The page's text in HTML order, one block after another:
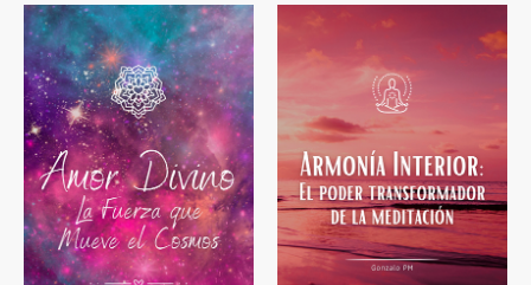
era:
$14.000.
es:
$11.200.
original
$14.500.
actual
$11.000.